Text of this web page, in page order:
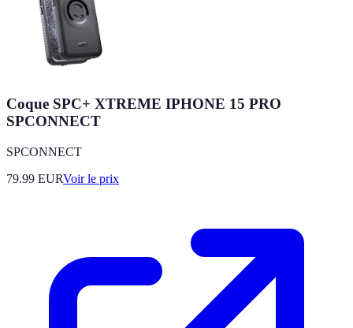
Coque SPC+ XTREME IPHONE 15 PRO
SPCONNECT
SPCONNECT
79.99 EURVoir le prix